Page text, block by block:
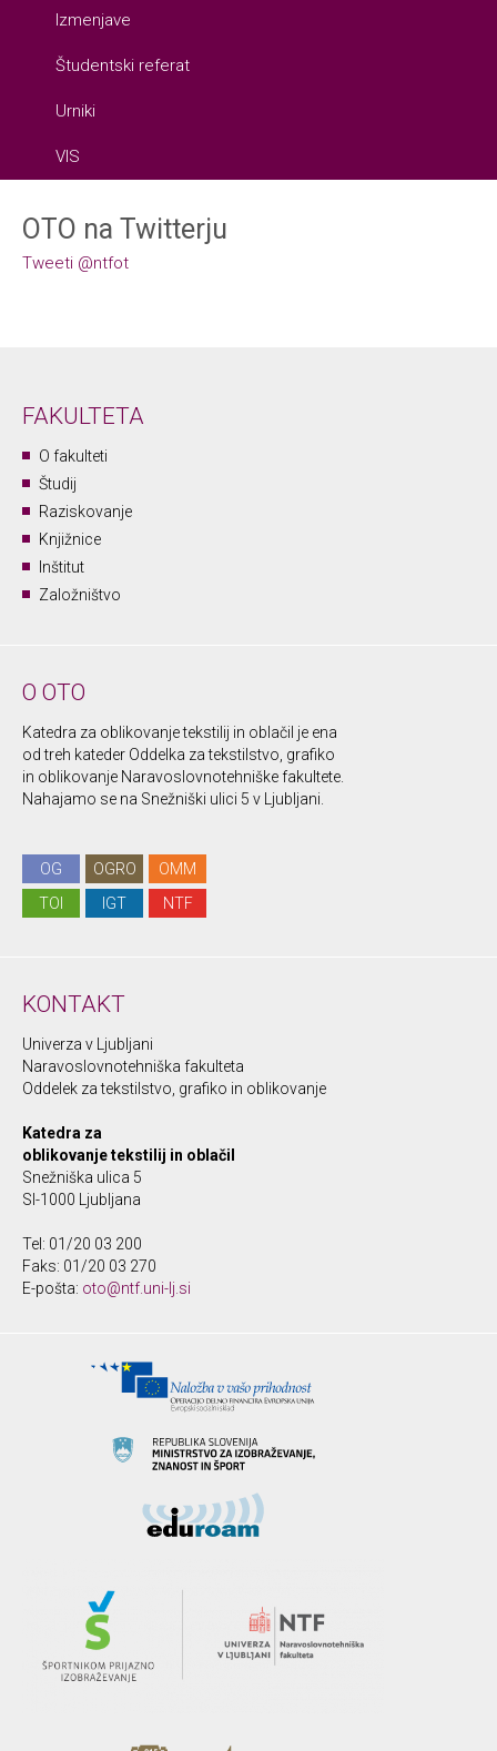
Izmenjave
Študentski referat
Urniki
VIS
OTO na Twitterju
Tweeti @ntfot
FAKULTETA
O fakulteti
Študij
Raziskovanje
Knjižnice
Inštitut
Založništvo
O OTO
Katedra za oblikovanje tekstilij in oblačil je ena
od treh kateder Oddelka za tekstilstvo, grafiko
in oblikovanje Naravoslovnotehniške fakultete.
Nahajamo se na Snežniški ulici 5 v Ljubljani.
OG OGRO
OMM
TOI
IGT NTF
KONTAKT
Univerza v Ljubljani
Naravoslovnotehniška fakulteta
Oddelek za tekstilstvo, grafiko in oblikovanje
Katedra za
oblikovanje tekstilij in oblačil
Snežniška ulica 5
SI-1000 Ljubljana
Tel: 01/20 03 200
Faks: 01/20 03 270
E-pošta: oto@ntf.uni-lj.si